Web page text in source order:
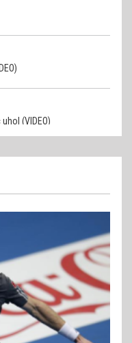
(VIDEO)